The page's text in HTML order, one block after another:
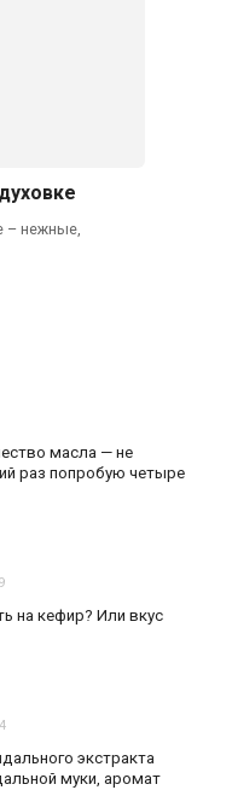
– нежные,
масла — не
раз попробую четыре
на кефир? Или вкус
экстракта
муки, аромат